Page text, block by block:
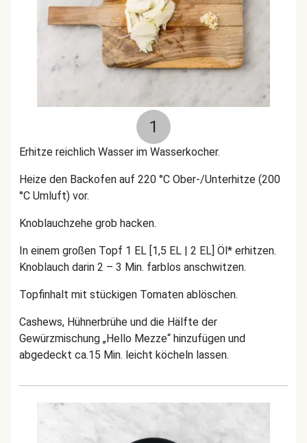
1
Erhitze reichlich Wasser im Wasserkocher.
Heize den Backofen auf 220 °C Ober-/Unterhitze (200
°C Umluft) vor.
Knoblauchzehe grob hacken.
In einem großen Topf 1 EL [1,5 EL | 2 EL] Öl* erhitzen.
Knoblauch darin 2 – 3 Min. farblos anschwitzen.
Topfinhalt mit stückigen Tomaten ablöschen.
Cashews, Hühnerbrühe und die Hälfte der
Gewürzmischung „Hello Mezze“ hinzufügen und
abgedeckt ca.15 Min. leicht köcheln lassen.